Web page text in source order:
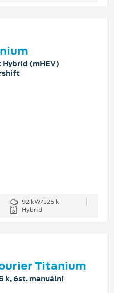
Hybrid (mHEV)
92 kW/125 k
Hybrid
Titanium
k, 6st. manuální